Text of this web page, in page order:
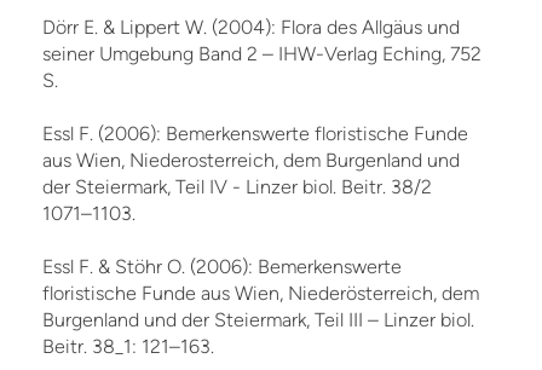
Dörr E. & Lippert W. (2004): Flora des Allgäus und
seiner Umgebung Band 2 – IHW-Verlag Eching, 752
S.
Essl F. (2006): Bemerkenswerte floristische Funde
aus Wien, Niederosterreich, dem Burgenland und
der Steiermark, Teil IV - Linzer biol. Beitr. 38/2
1071–1103.
Essl F. & Stöhr O. (2006): Bemerkenswerte
floristische Funde aus Wien, Niederösterreich, dem
Burgenland und der Steiermark, Teil III – Linzer biol.
Beitr. 38_1: 121–163.